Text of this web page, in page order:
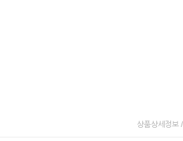
상품상세정보 /